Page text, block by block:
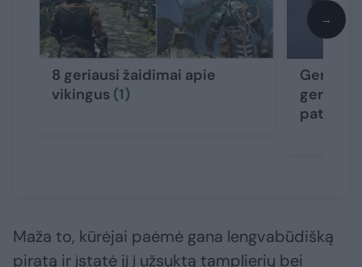
8 geriausi žaidimai apie
vikingus (1)
Gera
patogų
→
Maža to, kūrėjai paėmė gana lengvabūdišką
piratą ir įstatė jį į užsuktą tamplierių bei